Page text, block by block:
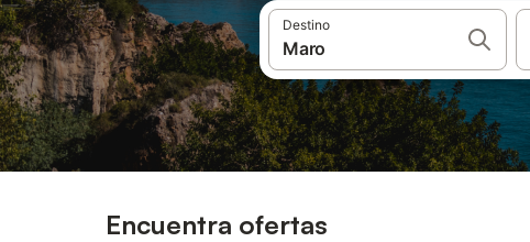
Destino
Encuentra ofertas